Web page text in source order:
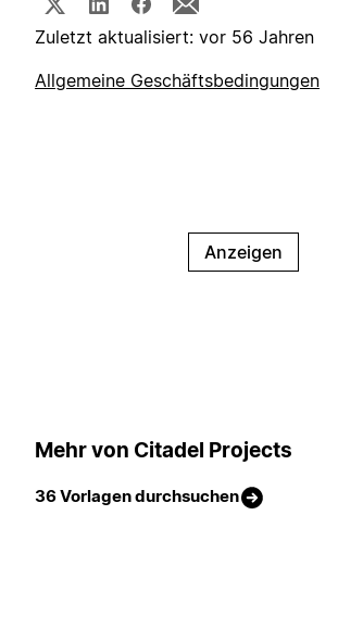
Zuletzt aktualisiert: vor 56 Jahren
Allgemeine Geschäftsbedingungen
Anzeigen
Mehr von Citadel Projects
36 Vorlagen durchsuchen